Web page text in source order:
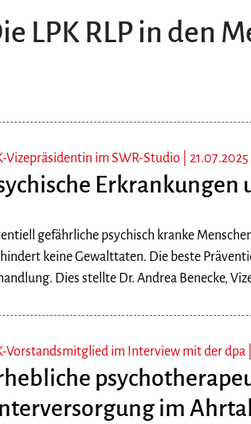
LPK RLP in den
Vizepräsidentin im SWR-Studio | 21.07.2025
gefährliche psychisch kranke
keine Gewalttaten. Die beste
Dies stellte Dr. Andrea Benecke,
Vorstandsmitglied im Interview mit der dpa |
im Ahrtal